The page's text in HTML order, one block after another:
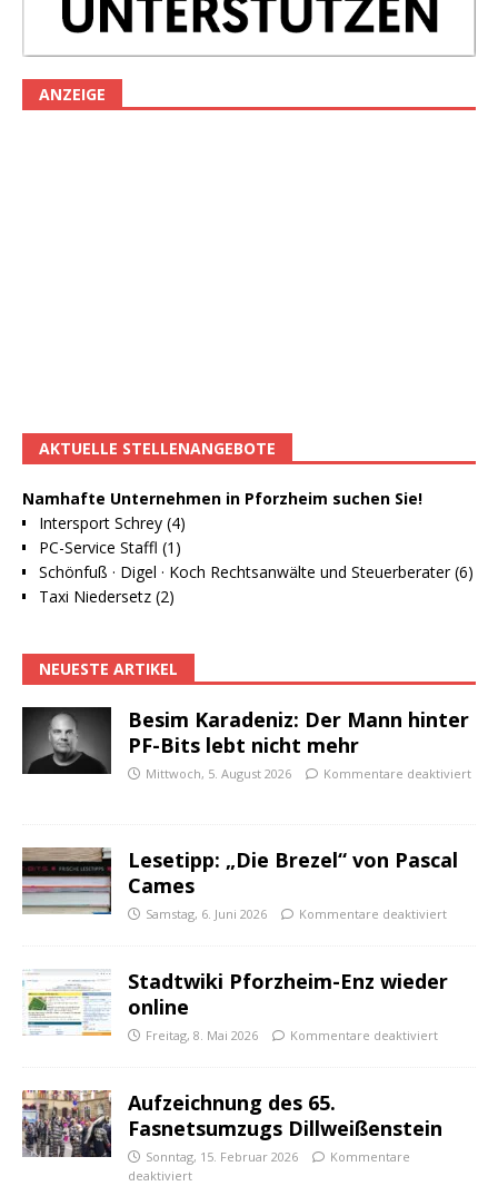
ANZEIGE
AKTUELLE STELLENANGEBOTE
Namhafte Unternehmen in Pforzheim suchen Sie!
Intersport Schrey (4)
PC-Service Staffl (1)
Schönfuß · Digel · Koch Rechtsanwälte und Steuerberater (6)
Taxi Niedersetz (2)
NEUESTE ARTIKEL
Besim Karadeniz: Der Mann hinter
PF-Bits lebt nicht mehr
Mittwoch, 5. August 2026 Kommentare deaktiviert
Lesetipp: „Die Brezel“ von Pascal
Cames
Samstag, 6. Juni 2026 Kommentare deaktiviert
Stadtwiki Pforzheim-Enz wieder
online
Freitag, 8. Mai 2026 Kommentare deaktiviert
Aufzeichnung des 65.
Fasnetsumzugs Dillweißenstein
Sonntag, 15. Februar 2026
Kommentare
deaktiviert